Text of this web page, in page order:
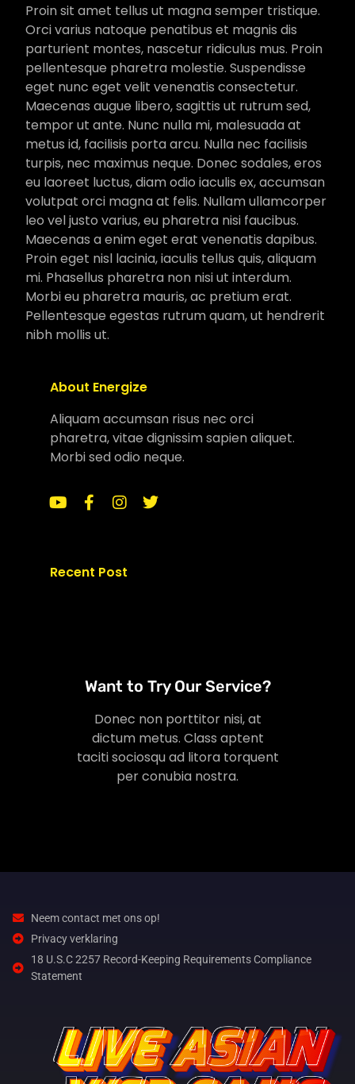
Proin sit amet tellus ut magna semper tristique.
Orci varius natoque penatibus et magnis dis
parturient montes, nascetur ridiculus mus. Proin
pellentesque pharetra molestie. Suspendisse
eget nunc eget velit venenatis consectetur.
Maecenas augue libero, sagittis ut rutrum sed,
tempor ut ante. Nunc nulla mi, malesuada at
metus id, facilisis porta arcu. Nulla nec facilisis
turpis, nec maximus neque. Donec sodales, eros
eu laoreet luctus, diam odio iaculis ex, accumsan
volutpat orci magna at felis. Nullam ullamcorper
leo vel justo varius, eu pharetra nisi faucibus.
Maecenas a enim eget erat venenatis dapibus.
Proin eget nisl lacinia, iaculis tellus quis, aliquam
mi. Phasellus pharetra non nisi ut interdum.
Morbi eu pharetra mauris, ac pretium erat.
Pellentesque egestas rutrum quam, ut hendrerit
nibh mollis ut.
About Energize
Aliquam accumsan risus nec orci
pharetra, vitae dignissim sapien aliquet.
Morbi sed odio neque.
Recent Post
Want to Try Our Service?
Donec non porttitor nisi, at
dictum metus. Class aptent
taciti sociosqu ad litora torquent
per conubia nostra.
Neem contact met ons op!
Privacy verklaring
18 U.S.C 2257 Record-Keeping Requirements Compliance
Statement